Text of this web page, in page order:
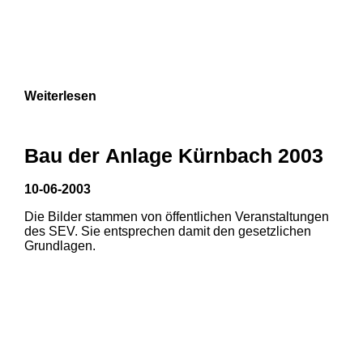
3
Weiterlesen
Bau der Anlage Kürnbach 2003
10-06-2003
Die Bilder stammen von öffentlichen Veranstaltungen
des SEV. Sie entsprechen damit den gesetzlichen
Grundlagen.